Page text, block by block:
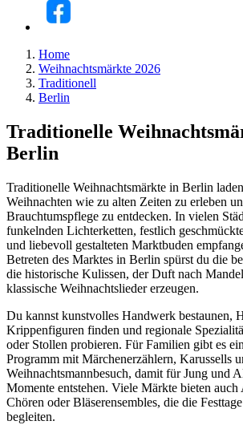
Home
Weihnachtsmärkte 2026
Traditionell
Berlin
Traditionelle
Berlin
Traditionelle Weihnachtsmärkte in Berlin
Weihnachten wie zu alten Zeiten zu erleben
Brauchtumspflege zu entdecken. In vielen
funkelnden Lichterketten, festlich
und liebevoll gestalteten Marktbuden
Betreten des Marktes in Berlin spürst du die
die historische Kulissen, der Duft nach
klassische Weihnachtslieder erzeugen.
Du kannst kunstvolles Handwerk bestaunen,
Krippenfiguren finden und regionale
oder Stollen probieren. Für Familien gibt es
Programm mit Märchenerzählern, Karussells
Weihnachtsmannbesuch, damit für Jung und
Momente entstehen. Viele Märkte bieten
Chören oder Bläserensembles, die die
begleiten.